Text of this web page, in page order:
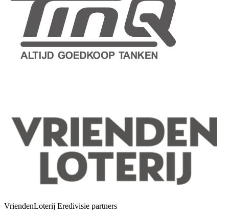
VriendenLoterij Eredivisie partners